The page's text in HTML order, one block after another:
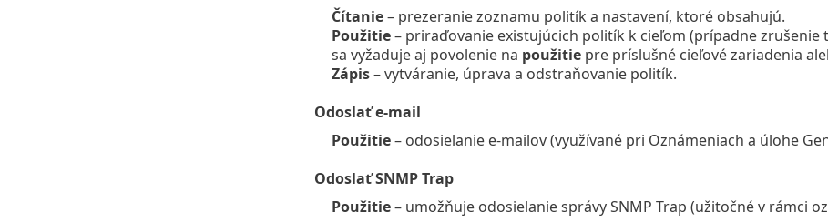
Čítanie– prezeranie zoznamu politík a nastavení, ktoré obsahujú.
Použitie– priraďovanie existujúcich politík k cieľom (prípadne
sa vyžaduje aj povolenie na použitie pre príslušné cieľové zariadenia
Zápis– vytváranie, úprava a odstraňovanie politík.
Odoslať e-mail
Použitie– odosielanie e‑mailov (využívané pri Oznámeniach a úlohe
Odoslať SNMP Trap
Použitie– umožňuje odosielanie správy SNMP Trap (užitočné v rámci